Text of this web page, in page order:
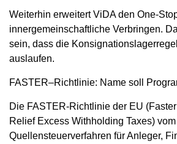
Weiterhin erweitert ViDA den One-
innergemeinschaftliche Verbringen.
sein, dass die
auslaufen.
FASTER–Richtlinie: Name soll
Die FASTER-Richtlinie der EU
Relief Excess Withholding Taxes)
Quellensteuerverfahren für Anleger,